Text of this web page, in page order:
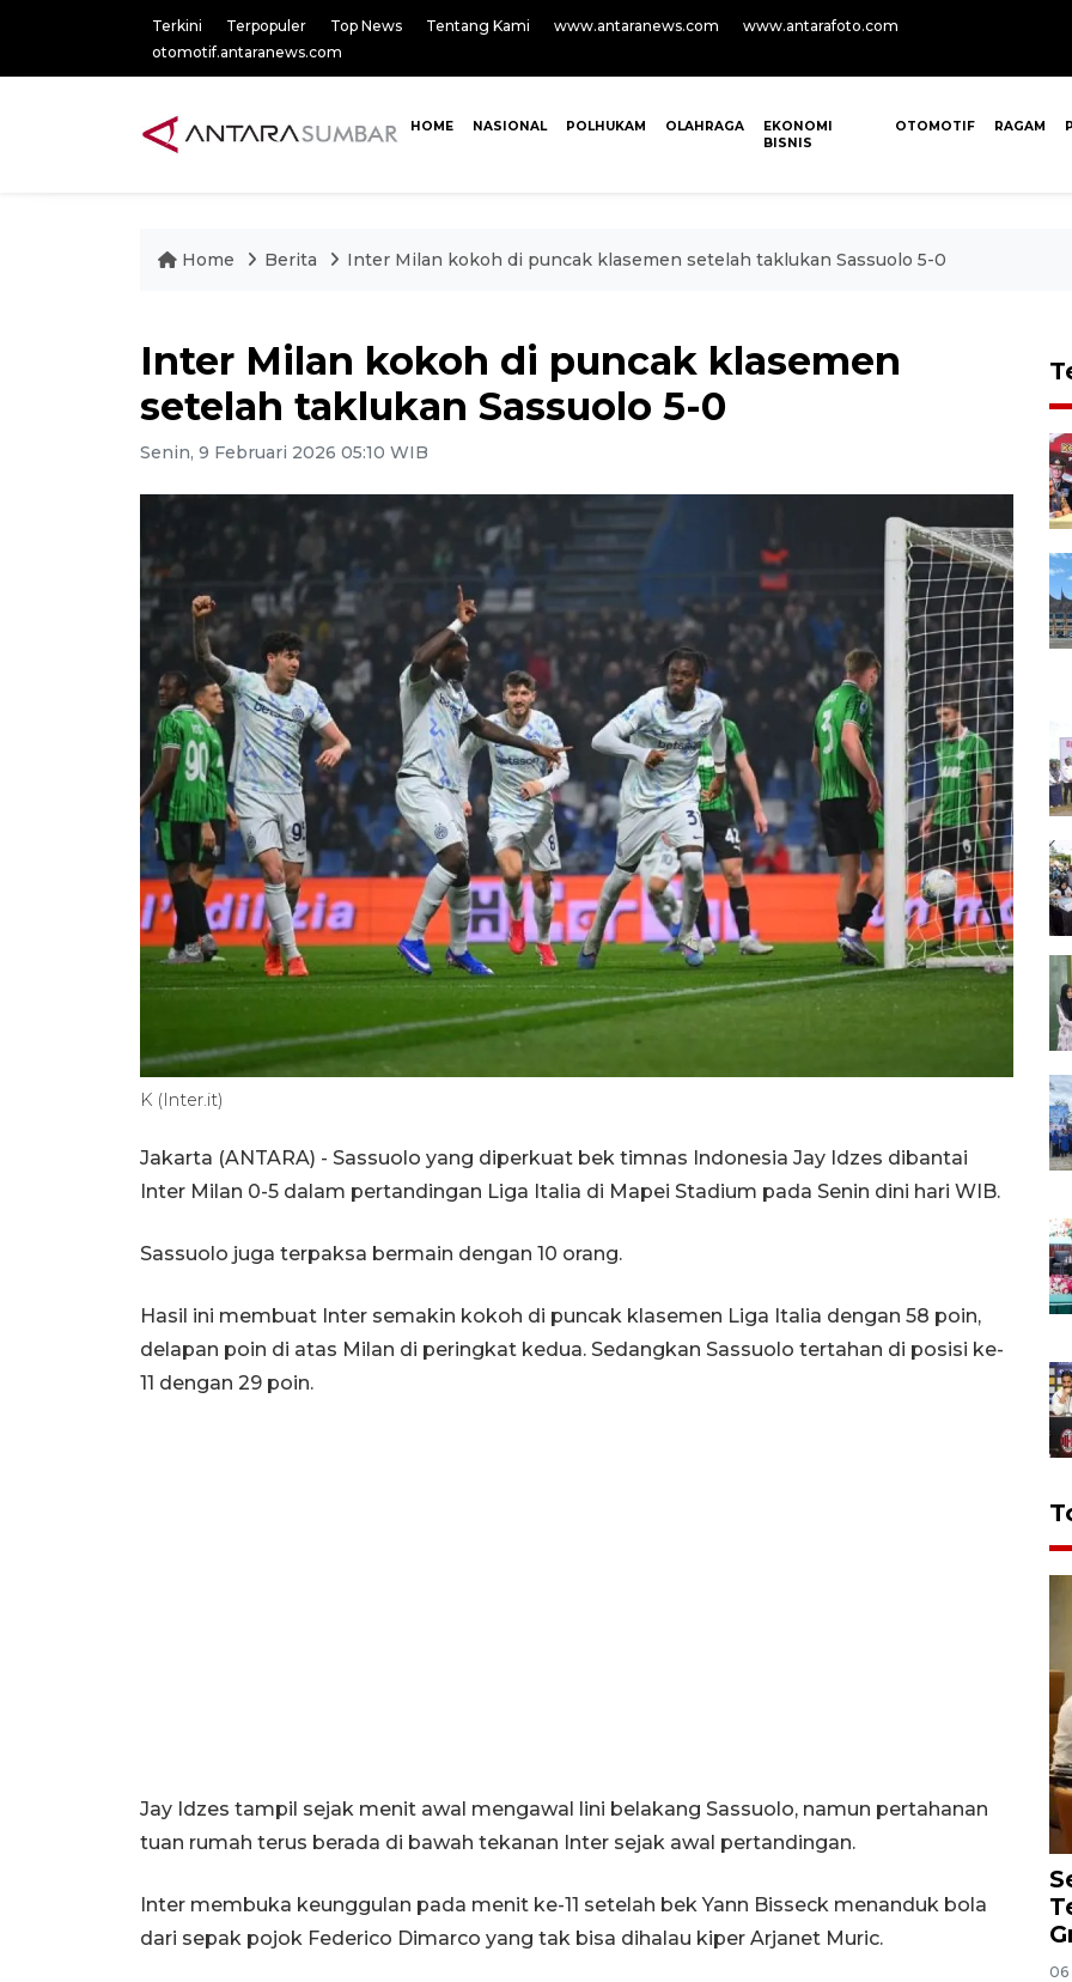
Terkini Terpopuler Top News Tentang Kami www.antaranews.com
www.antarafoto.com
otomotif.antaranews.com
HOME NASIONAL POLHUKAM OLAHRAGA
EKONOMI
BISNIS
OTOMOTIF RAGAM
Home Berita Inter Milan kokoh di puncak klasemen setelah taklukan Sassuolo 5-0
Inter Milan kokoh di puncak klasemen
setelah taklukan Sassuolo 5-0
Senin, 9 Februari 2026 05:10 WIB
K (Inter.it)
Jakarta (ANTARA) - Sassuolo yang diperkuat bek timnas Indonesia Jay Idzes dibantai
Inter Milan 0-5 dalam pertandingan Liga Italia di Mapei Stadium pada Senin dini hari WIB.
Sassuolo juga terpaksa bermain dengan 10 orang.
Hasil ini membuat Inter semakin kokoh di puncak klasemen Liga Italia dengan 58 poin,
delapan poin di atas Milan di peringkat kedua. Sedangkan Sassuolo tertahan di posisi ke-
11 dengan 29 poin.
Jay Idzes tampil sejak menit awal mengawal lini belakang Sassuolo, namun pertahanan
tuan rumah terus berada di bawah tekanan Inter sejak awal pertandingan.
Inter membuka keunggulan pada menit ke-11 setelah bek Yann Bisseck menanduk bola
dari sepak pojok Federico Dimarco yang tak bisa dihalau kiper Arjanet Muric.
06